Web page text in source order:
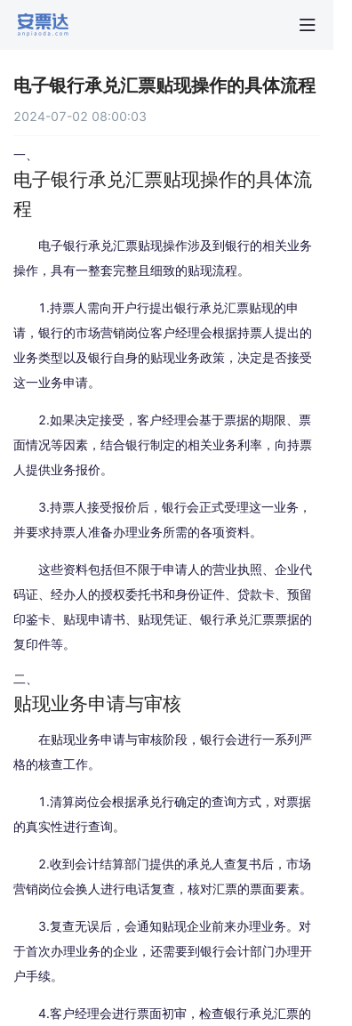
电子银行承兑汇票贴现操作的具体流程
2024-07-02 08:00:03
一、
电子银行承兑汇票贴现操作的具体流
程
电子银行承兑汇票贴现操作涉及到银行的相关业务
操作，具有一整套完整且细致的贴现流程。
1.持票人需向开户行提出银行承兑汇票贴现的申
请，银行的市场营销岗位客户经理会根据持票人提出的
业务类型以及银行自身的贴现业务政策，决定是否接受
这一业务申请。
2.如果决定接受，客户经理会基于票据的期限、票
面情况等因素，结合银行制定的相关业务利率，向持票
人提供业务报价。
3.持票人接受报价后，银行会正式受理这一业务，
并要求持票人准备办理业务所需的各项资料。
这些资料包括但不限于申请人的营业执照、企业代
码证、经办人的授权委托书和身份证件、贷款卡、预留
印鉴卡、贴现申请书、贴现凭证、银行承兑汇票票据的
复印件等。
二、
贴现业务申请与审核
在贴现业务申请与审核阶段，银行会进行一系列严
格的核查工作。
1.清算岗位会根据承兑行确定的查询方式，对票据
的真实性进行查询。
2.收到会计结算部门提供的承兑人查复书后，市场
营销岗位会换人进行电话复查，核对汇票的票面要素。
3.复查无误后，会通知贴现企业前来办理业务。对
于首次办理业务的企业，还需要到银行会计部门办理开
户手续。
4.客户经理会进行票面初审，检查银行承兑汇票的